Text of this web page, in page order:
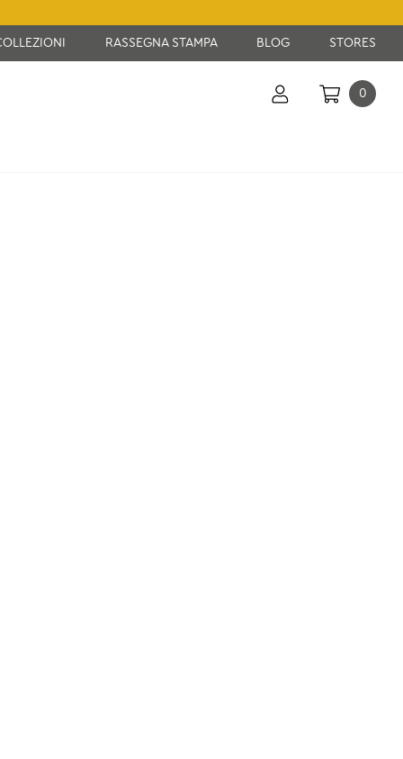
RASSEGNA STAMPA BLOG STORES
0